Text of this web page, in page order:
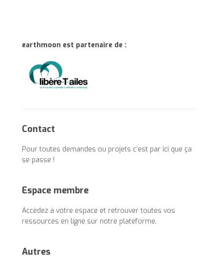
earthmoon est partenaire de :
Contact
Pour toutes demandes ou projets c’est par ici que ça
se passe !
Espace membre
Accèdez à votre espace et retrouver toutes vos
ressources en ligne sur notre plateforme.
Autres